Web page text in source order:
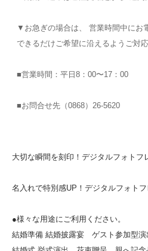
▼お急ぎの場合は、 営業時間中にお
できるだけご希望に沿えるようご対
■営業時間：平日8：00〜17：00
■お問合せ先（0868）26-5620
大切な瞬間を刻印！デジタルフォトフ
名入れで特別感UP！デジタルフォトフ
●様々な用途にご利用ください。
結婚準備 結婚披露宴 ゲスト参加型